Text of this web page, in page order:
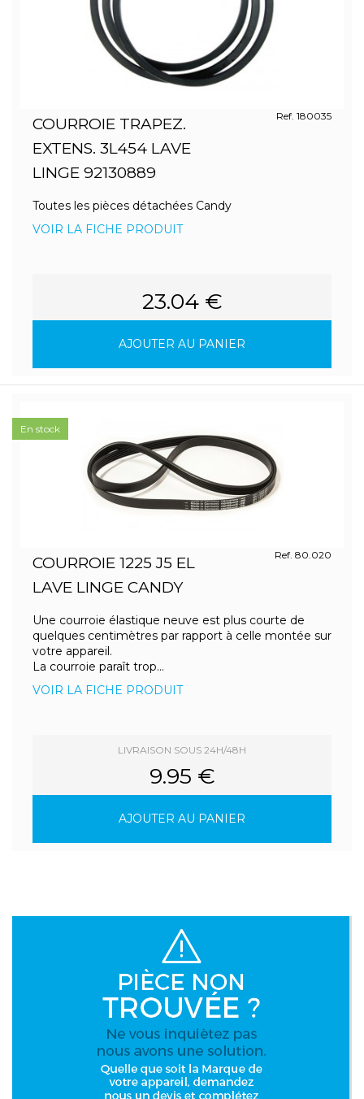
COURROIE TRAPEZ.
EXTENS. 3L454 LAVE
LINGE 92130889
Ref. 180035
Toutes les pièces détachées Candy
VOIR LA FICHE PRODUIT
23.04 €
AJOUTER AU PANIER
COURROIE 1225 J5 EL
LAVE LINGE CANDY
Ref. 80.020
Une courroie élastique neuve est plus courte de
quelques centimètres par rapport à celle montée sur
votre appareil.
La courroie paraît trop...
VOIR LA FICHE PRODUIT
LIVRAISON SOUS 24H/48H
9.95 €
AJOUTER AU PANIER
En stock